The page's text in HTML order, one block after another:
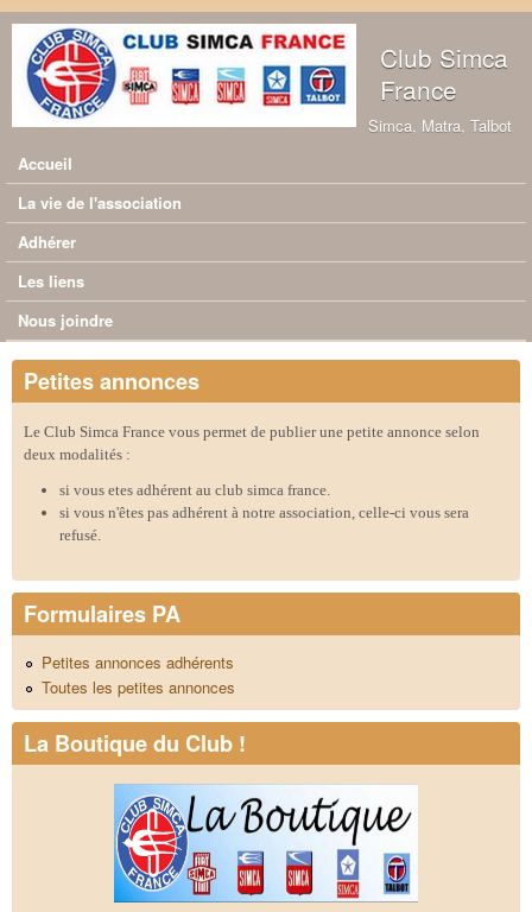
Aller au contenu principal
Club Simca
France
Simca, Matra, Talbot
Menu principal
Accueil
La vie de l'association
Adhérer
Les liens
Nous joindre
Petites annonces
Le Club Simca France vous permet de publier une petite annonce selon
deux modalités :
si vous etes adhérent au club simca france.
si vous n'êtes pas adhérent à notre association, celle-ci vous sera
refusé.
Formulaires PA
Petites annonces adhérents
Toutes les petites annonces
La Boutique du Club !